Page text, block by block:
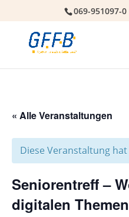
069-951097-0
« Alle Veranstaltungen
Diese Veranstaltung
Seniorentreff –
digitalen Themen